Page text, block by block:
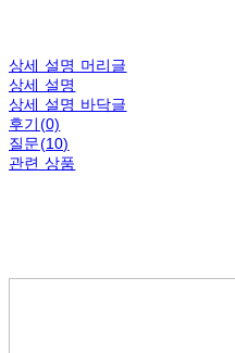
상세 설명 머리글
상세 설명
상세 설명 바닥글
후기(0)
질문(10)
관련 상품